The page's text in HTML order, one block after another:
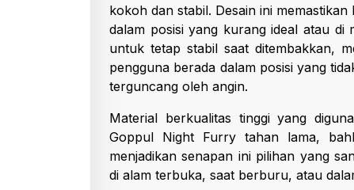
kokoh dan stabil. Desain ini
dalam posisi yang kurang ideal atau
untuk tetap stabil saat ditembakkan,
pengguna berada dalam posisi yang
terguncang oleh angin.
Material berkualitas tinggi yang
Goppul Night Furry tahan lama,
menjadikan senapan ini pilihan yang
di alam terbuka, saat berburu, atau